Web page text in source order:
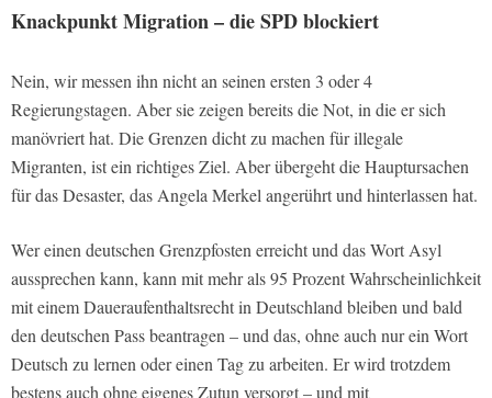
Knackpunkt Migration – die SPD blockiert
Nein, wir messen ihn nicht an seinen ersten 3 oder 4
Regierungstagen. Aber sie zeigen bereits die Not, in die er sich
manövriert hat. Die Grenzen dicht zu machen für illegale
Migranten, ist ein richtiges Ziel. Aber übergeht die Hauptursachen
für das Desaster, das Angela Merkel angerührt und hinterlassen hat.
Wer einen deutschen Grenzpfosten erreicht und das Wort Asyl
aussprechen kann, kann mit mehr als 95 Prozent Wahrscheinlichkeit
mit einem Daueraufenthaltsrecht in Deutschland bleiben und bald
den deutschen Pass beantragen – und das, ohne auch nur ein Wort
Deutsch zu lernen oder einen Tag zu arbeiten. Er wird trotzdem
bestens auch ohne eigenes Zutun versorgt – und mit